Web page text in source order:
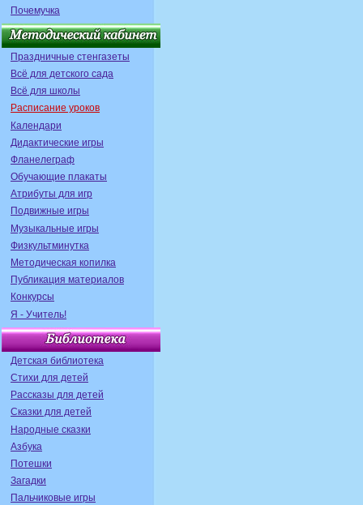
Почемучка
Праздничные стенгазеты
Всё для детского сада
Всё для школы
Расписание уроков
Календари
Дидактические игры
Фланелеграф
Обучающие плакаты
Атрибуты для игр
Подвижные игры
Музыкальные игры
Физкультминутка
Методическая копилка
Публикация материалов
Конкурсы
Я - Учитель!
Детская библиотека
Стихи для детей
Рассказы для детей
Сказки для детей
Народные сказки
Азбука
Потешки
Загадки
Пальчиковые игры